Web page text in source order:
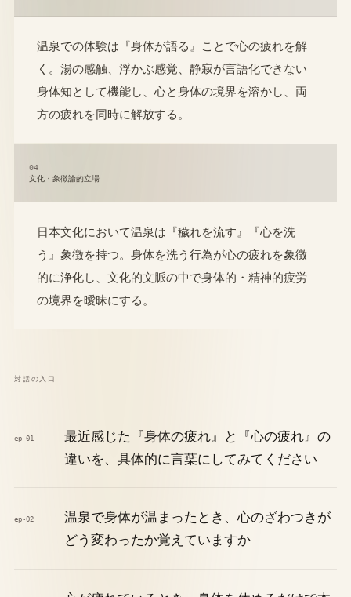
温泉での体験は『身体が語る』ことで心の疲れを解
く。湯の感触、浮かぶ感覚、静寂が言語化できない
身体知として機能し、心と身体の境界を溶かし、両
方の疲れを同時に解放する。
04
文化・象徴論的立場
日本文化において温泉は『穢れを流す』『心を洗
う』象徴を持つ。身体を洗う行為が心の疲れを象徴
的に浄化し、文化的文脈の中で身体的・精神的疲労
の境界を曖昧にする。
対話の入口
ep-01
最近感じた『身体の疲れ』と『心の疲れ』の
違いを、具体的に言葉にしてみてください
ep-02
温泉で身体が温まったとき、心のざわつきが
どう変わったか覚えていますか